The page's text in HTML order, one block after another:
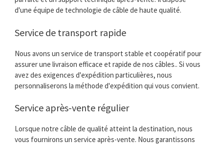
d'une équipe de technologie de câble de haute qualité.
Service de transport rapide
Nous avons un service de transport stable et coopératif pour
assurer une livraison efficace et rapide de nos câbles.. Si vous
avez des exigences d'expédition particulières, nous
personnaliserons la méthode d'expédition qui vous convient.
Service après-vente régulier
Lorsque notre câble de qualité atteint la destination, nous
vous fournirons un service après-vente. Nous garantissons